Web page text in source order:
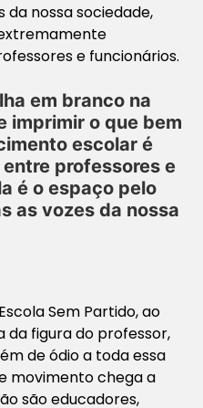
da nossa sociedade,
e funcionários.
em branco na
imprimir o que bem
escolar é
professores e
é o espaço pelo
as vozes da nossa
Sem Partido, ao
da figura do professor,
de ódio a toda essa
movimento chega a
são educadores,